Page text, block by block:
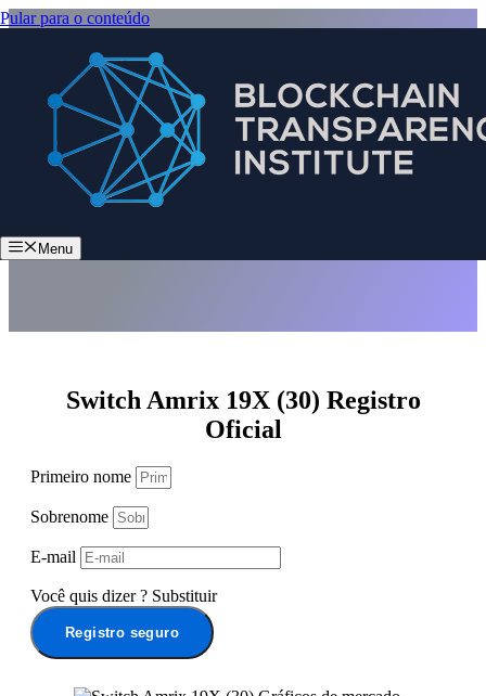
Pular para o conteúdo
Menu
Switch Amrix 19X (30) Registro
Oficial
Primeiro nome
Sobrenome
E-mail
Você quis dizer ? Substituir
Registro seguro